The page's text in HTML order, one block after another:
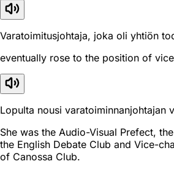
Varatoimitusjohtaja, joka oli yhtiön
eventually rose to the position of
Lopulta nousi varatoiminnanjohtajan
She was the Audio-Visual Prefect,
the English Debate Club and Vice-
of Canossa Club.